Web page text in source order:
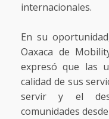
internacionales.
En su
Oaxaca de
expresó que las
calidad de sus
servir y el
comunidades